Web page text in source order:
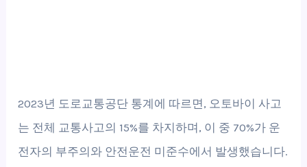
2023년 도로교통공단 통계에 따르면, 오토바이 사고
는 전체 교통사고의 15%를 차지하며, 이 중 70%가 운
전자의 부주의와 안전운전 미준수에서 발생했습니다.